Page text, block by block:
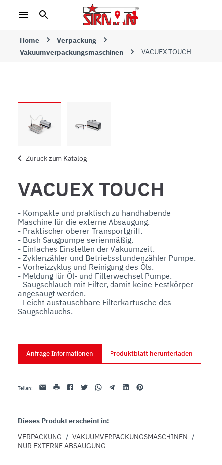
Home
Verpackung
Vakuumverpackungsmaschinen
VACUEX TOUCH
Zurück zum Katalog
VACUEX TOUCH
- Kompakte und praktisch zu handhabende
Maschine für die externe Absaugung.
- Praktischer oberer Transportgriff.
- Bush Saugpumpe serienmäßig.
- Einfaches Einstellen der Vakuumzeit.
- Zyklenzähler und Betriebsstundenzähler Pumpe.
- Vorheizzyklus und Reinigung des Öls.
- Meldung für Öl- und Filterwechsel Pumpe.
- Saugschlauch mit Filter, damit keine Festkörper
angesaugt werden.
- Leicht austauschbare Filterkartusche des
Anfrage Informationen Produktblatt herunterladen
Teilen: Email druckenFacebookTwitterWhatsappTelegramLinkedinPinterest
Dieses Produkt erscheint in:
VERPACKUNG / VAKUUMVERPACKUNGSMASCHINEN /
NUR EXTERNE ABSAUGUNG